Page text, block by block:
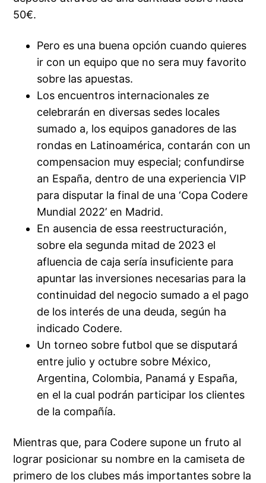
50€.
Pero es una buena opción cuando quieres
ir con un equipo que no sera muy favorito
sobre las apuestas.
Los encuentros internacionales ze
celebrarán en diversas sedes locales
sumado a, los equipos ganadores de las
rondas en Latinoamérica, contarán con un
compensacion muy especial; confundirse
an España, dentro de una experiencia VIP
para disputar la final de una ‘Copa Codere
Mundial 2022’ en Madrid.
En ausencia de essa reestructuración,
sobre ela segunda mitad de 2023 el
afluencia de caja sería insuficiente para
apuntar las inversiones necesarias para la
continuidad del negocio sumado a el pago
de los interés de una deuda, según ha
indicado Codere.
Un torneo sobre futbol que se disputará
entre julio y octubre sobre México,
Argentina, Colombia, Panamá y España,
en el la cual podrán participar los clientes
de la compañía.
Mientras que, para Codere supone un fruto al
lograr posicionar su nombre en la camiseta de
primero de los clubes más importantes sobre la